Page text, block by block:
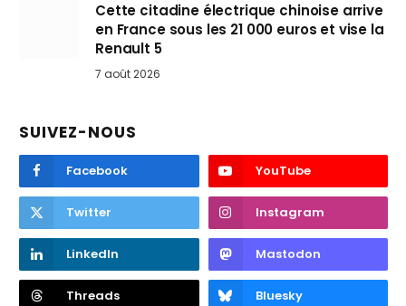
Cette citadine électrique chinoise arrive
en France sous les 21 000 euros et vise la
Renault 5
7 août 2026
SUIVEZ-NOUS
Facebook YouTube
Twitter Instagram
LinkedIn Mastodon
Threads Bluesky